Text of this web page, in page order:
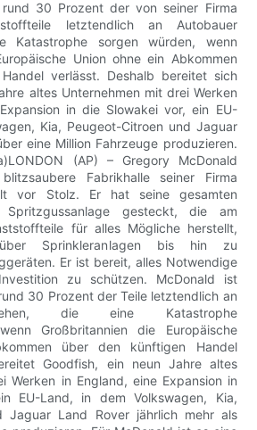
30 Prozent der von seiner Firma
letztendlich an Autobauer
Katastrophe sorgen würden, wenn
Union ohne ein Abkommen
verlässt. Deshalb bereitet sich
altes Unternehmen mit drei Werken
in die Slowakei vor, ein EU-
Kia, Peugeot-Citroen und Jaguar
eine Million Fahrzeuge produzieren.
(AP) – Gregory McDonald
Fabrikhalle seiner Firma
vor Stolz. Er hat seine gesamten
gesteckt, die am
für alles Mögliche herstellt,
Sprinkleranlagen bis hin zu
Er ist bereit, alles Notwendige
zu schützen. McDonald ist
30 Prozent der Teile letztendlich an
die eine Katastrophe
Großbritannien die Europäische
über den künftigen Handel
Goodfish, ein neun Jahre altes
Werken in England, eine Expansion in
EU-Land, in dem Volkswagen, Kia,
Jaguar Land Rover jährlich mehr als